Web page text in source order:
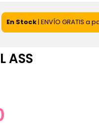
En Stock| ENVÍO GRATIS a
ASS